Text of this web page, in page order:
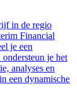
in de regio
Financial
je een
je het
analyses en
een dynamische